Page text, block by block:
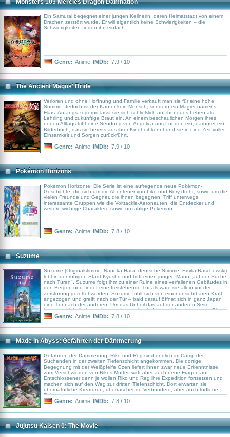
Monsters 103 Mercies Dragon Damnation
Ein Samurai begegnet einer jungen Kellnerin, deren Heimatstadt von einem
Drachen zerstört wurde. Er will eigentlich keine Schwierigkeiten – die
Schwierigkeiten finden ihn einfach.
Genre: Anime IMDb: 7.9 / 10
The Ancient Magus' Bride
Verloren und ohne Hoffnung und Familie verkauft man sie für eine hohe
Summe. Jedoch ist der Käufer kein Mensch, sondern ein Magier namens
Elias. Anfangs zögernd lässt sie sich schließlich auf ihr neues Leben als
Lehrling und zukünftige Braut ein. An einem beschaulichen Morgen ihres
neuen Alltags trifft eine Sendung von Angelica aus London ein, darunter ein
Bilderbuch, das sie bereits aus ihrer Kindheit kennt und sie in eine Zeit voller
Einsamkeit und Sorgen zurückführt.
Genre: Anime IMDb: 7.9 / 10
Pokémon Horizons
Pokémon Horizonte: Die Serie ist eine aufregende neue Pokémon-
Geschichte, die sich um die Abenteuer von Liko und Rory dreht, sowie um die
vielen Freunde und Gegner, die ihnen begegnen! Triff unterwegs
interessante Gruppen wie die Volttackle-Aeronauten, die Entdecker und
weitere wichtige Charaktere sowie unzählige Pokémon.
Genre: Anime IMDb: 7.8 / 10
Suzume
Suzume (Originalstimme: Nanoka Hara, deutsche Stimme: Emilia Raschewski)
lebt in der ruhigen Stadt Kyushu und trifft einen jungen Mann „auf der Suche
nach Türen". Suzume folgt ihm zu einer Ruine eines verfallenen Gebäudes in
den Bergen und findet eine freistehende Tür als wäre sie allein vor der
Zerstörung gerettet worden. Suzume fühlt sich von einer unsichtbaren Kraft
angezogen und greift nach der Tür – bald darauf öffnet sich in ganz Japan
eine Tür nach der anderen. Um das Unheil das auf der anderen Seite
lauernde Unheil abzuwehren, müssen sie wieder geschlossen werden. Die
Orte, an die sie kommt, haben einen Himmel, an dem alle Tageszeiten
Morgenhimmel.
Genre: Anime IMDb: 7.8 / 10
Made in Abyss: Gefährten der Dämmerung
Gefährten der Dämmerung: Riko und Reg sind endlich im Camp der
Suchenden in der zweiten Tiefenschicht angekommen. Die dortige
Begegnung mit der Weißpfeife Ozen liefert ihnen zwar neue Erkenntnisse
zum Verschwinden von Rikos Mutter, wirft aber auch neue Fragen auf.
Entschlossener denn je wollen Riko und Reg ihre Expedition fortsetzen und
machen sich auf den Weg zur dritten Tiefenschicht. Dort erwarten sie
übernatürliche Kreaturen, überraschende Verbündete, aber auch tödliche
Feinde.
Genre: Anime IMDb: 7.8 / 10
Jujutsu Kaisen 0: The Movie